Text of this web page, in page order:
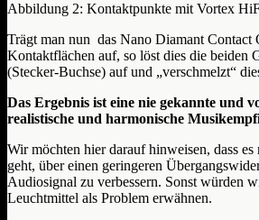
Abbildung 2: Kontaktpunkte mit Vortex
Trägt man nun das Nano Diamant Contact
Kontaktflächen auf, so löst dies die beiden
(Stecker-Buchse) auf und „verschmelzt“
Das Ergebnis ist eine nie gekannte und
realistische und harmonische
Wir möchten hier darauf hinweisen, dass
geht, über einen geringeren
Audiosignal zu verbessern. Sonst würden
Leuchtmittel als Problem erwähnen.